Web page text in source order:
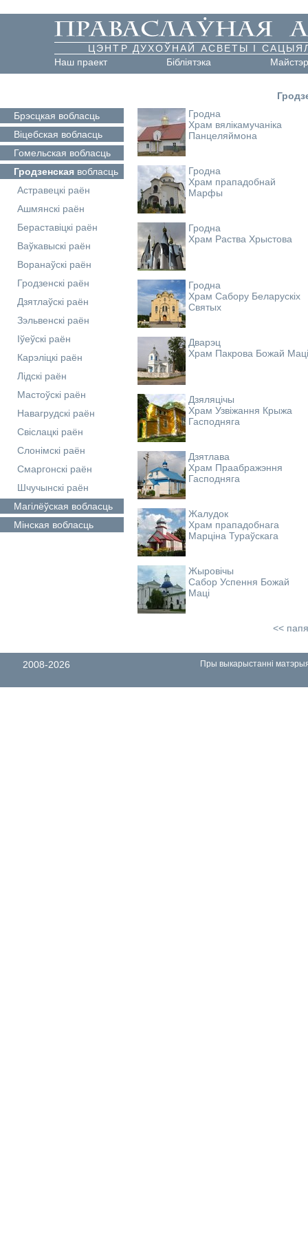
ЦЭНТР ДУХОЎНАЙ АСВЕТЫ І
Наш праект
Бібліятэка
Брэсцкая вобласць
Віцебская вобласць
Гомельская вобласць
Гродзенская вобласць
Астравецкі раён
Ашмянскі раён
Бераставіцкі раён
Ваўкавыскі раён
Воранаўскі раён
Гродзенскі раён
Дзятлаўскі раён
Зэльвенскі раён
Іўеўскі раён
Карэліцкі раён
Лідскі раён
Мастоўскі раён
Навагрудскі раён
Свіслацкі раён
Слонімскі раён
Смаргонскі раён
Шчучынскі раён
Магілёўская вобласць
Мінская вобласць
Гродна
Храм вялікамучаніка
Панцеляймона
Гродна
Храм прападобнай
Марфы
Гродна
Храм Раства Хрыстова
Гродна
Храм Сабору Беларускіх
Святых
Дварэц
Храм Пакрова Божай Маці
Дзяляцічы
Храм Узвіжання Крыжа
Гасподняга
Дзятлава
Храм Праабражэння
Гасподняга
Жалудок
Храм прападобнага
Марціна Тураўскага
Жыровічы
Сабор Успення Божай
Маці
<<
2008-2026 Пры выкарыстанні